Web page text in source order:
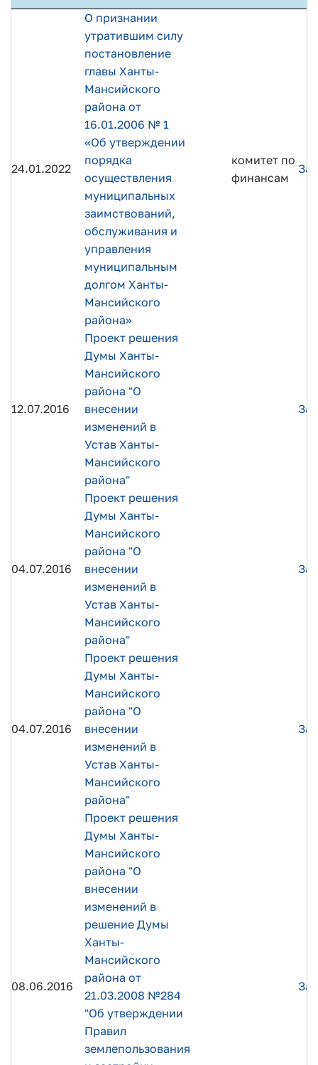
24.01.2022
О признании
утратившим силу
постановление
главы Ханты-
Мансийского
района от
16.01.2006 № 1
«Об утверждении
порядка
осуществления
муниципальных
заимствований,
обслуживания и
управления
муниципальным
долгом Ханты-
Мансийского
района»
комитет по
финансам
12.07.2016
Проект решения
Думы Ханты-
Мансийского
района "О
внесении
изменений в
Устав Ханты-
Мансийского
района"
04.07.2016
Проект решения
Думы Ханты-
Мансийского
района "О
внесении
изменений в
Устав Ханты-
Мансийского
района"
04.07.2016
Проект решения
Думы Ханты-
Мансийского
района "О
внесении
изменений в
Устав Ханты-
Мансийского
района"
08.06.2016
Проект решения
Думы Ханты-
Мансийского
района "О
внесении
изменений в
решение Думы
Ханты-
Мансийского
района от
21.03.2008 №284
"Об утверждении
Правил
землепользования